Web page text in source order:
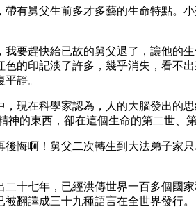
有舅父生前多才多藝的生命特點。
要趕快給已故的舅父退了，讓他的
的印記淡了許多，幾乎消失，看不
靜。
現在科學家認為，人的大腦發出的
的東西，卻在這個生命的第二世、
悔啊！舅父二次轉生到大法弟子家
十七年，已經洪傳世界一百多個國
翻譯成三十九種語言在全世界發行。